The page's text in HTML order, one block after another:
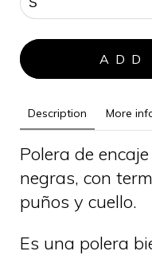
Description More
Polera de
negras, con
puños y cuello.
Es una polera